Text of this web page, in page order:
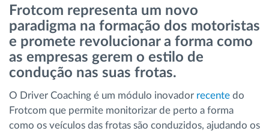
Gestão de Combustível
Planeamento e monitorização de rotas
Identificação automática de condutores
Ver todas as funcionalidades
Frotcom representa um novo
paradigma na formação dos motoristas
e promete revolucionar a forma como
as empresas gerem o estilo de
condução nas suas frotas.
O Driver Coaching é um módulo inovador recente do
Frotcom que permite monitorizar de perto a forma
como os veículos das frotas são conduzidos, ajudando os